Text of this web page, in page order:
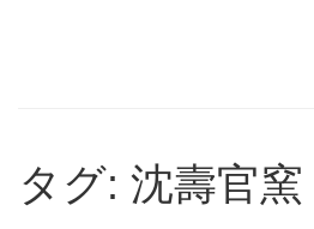
タグ: 沈壽官窯